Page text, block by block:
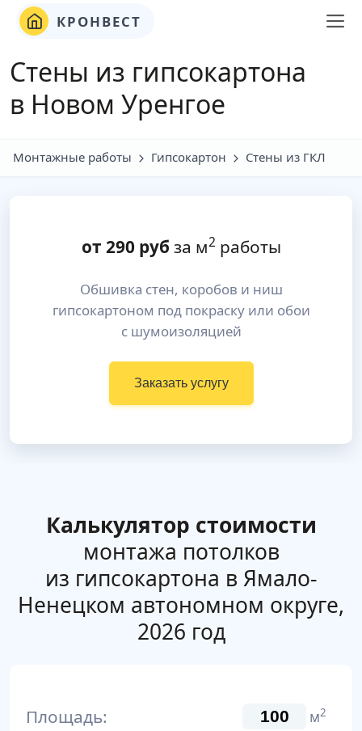
КРОНВЕСТ
Стены из гипсокартона
в Новом Уренгое
Монтажные работы Гипсокартон Стены из ГКЛ
от 290руб за м2работы
Обшивка стен, коробов и ниш
гипсокартоном под покраску или обои
с шумоизоляцией
Заказать услугу
Калькулятор стоимости
монтажа потолков
из гипсокартона в Ямало-
Ненецком автономном округе,
2026 год
Площадь: м2